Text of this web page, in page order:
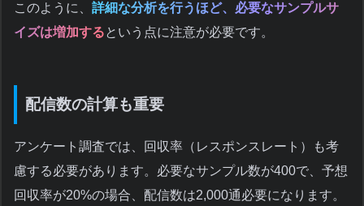
このように、 詳細な分析を行うほど、必要なサンプルサ
イズは増加するという点に注意が必要です。
配信数の計算も重要
アンケート調査では、回収率（レスポンスレート）も考
慮する必要があります。必要なサンプル数が400で、予想
回収率が20%の場合、配信数は2,000通必要になります。